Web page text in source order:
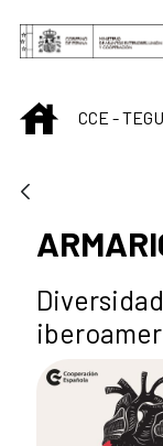
Saltar al
INICIO
CCE -